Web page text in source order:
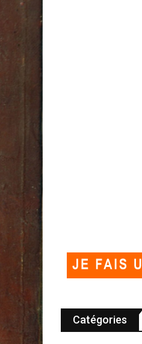
Catégories